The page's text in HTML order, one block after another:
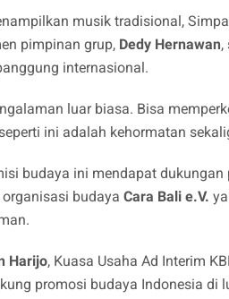
musik tradisional,
pimpinan grup, Dedy Hernawan,
internasional.
luar biasa. Bisa
ini adalah kehormatan
budaya ini mendapat dukungan
budaya Cara Bali e.V.
Harijo, Kuasa Usaha Ad Interim
promosi budaya Indonesia di